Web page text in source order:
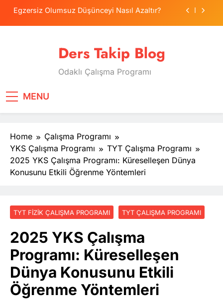
SkipEgzersiz Olumsuz Düşünceyi Nasıl Azaltır?
Tercih Stresinde Veliler Çocuğa Nasıl Destek
Tekrarlama Zorlantısı: Neden Geçmişi
Egzersiz Olumsuz Düşünceyi Nasıl Azaltır?
Psikolojide Sistematik Duyarsızlaştırma
Tercih Stresinde Veliler Çocuğa Nasıl Destek
Olur?
Ders Takip Blog
Odaklı Çalışma Programı
MENU
Home
Çalışma Programı
YKS Çalışma Programı
TYT Çalışma Programı
2025 YKS Çalışma Programı: Küreselleşen Dünya
Konusunu Etkili Öğrenme Yöntemleri
TYT FIZIK ÇALIŞMA PROGRAMI TYT ÇALIŞMA PROGRAMI
2025 YKS Çalışma
Programı: Küreselleşen
Dünya Konusunu Etkili
Öğrenme Yöntemleri